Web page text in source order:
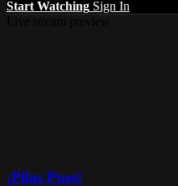
Start Watching Sign In
¡Pilas Pues!